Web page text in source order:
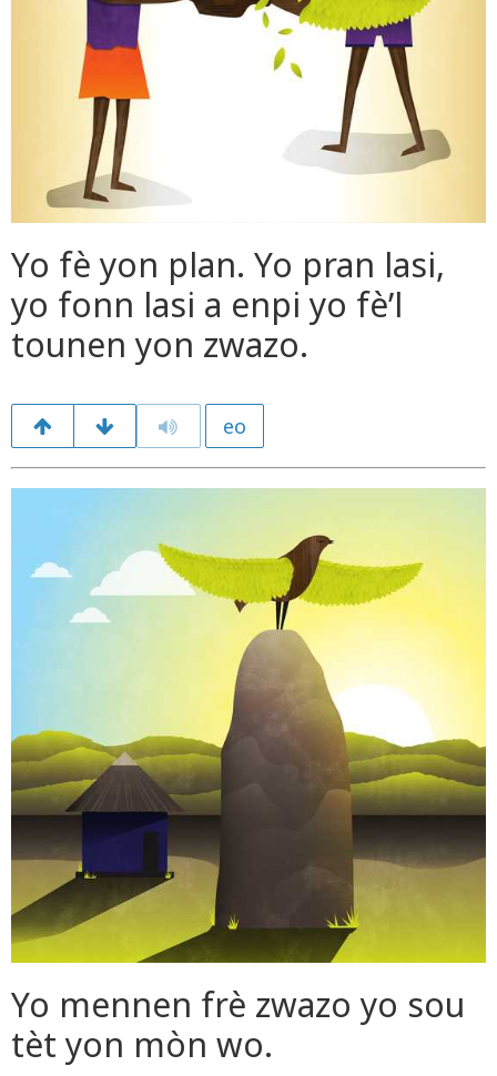
Yo fè yon plan. Yo pran lasi,
yo fonn lasi a enpi yo fè’l
tounen yon zwazo.
eo
Yo mennen frè zwazo yo sou
tèt yon mòn wo.